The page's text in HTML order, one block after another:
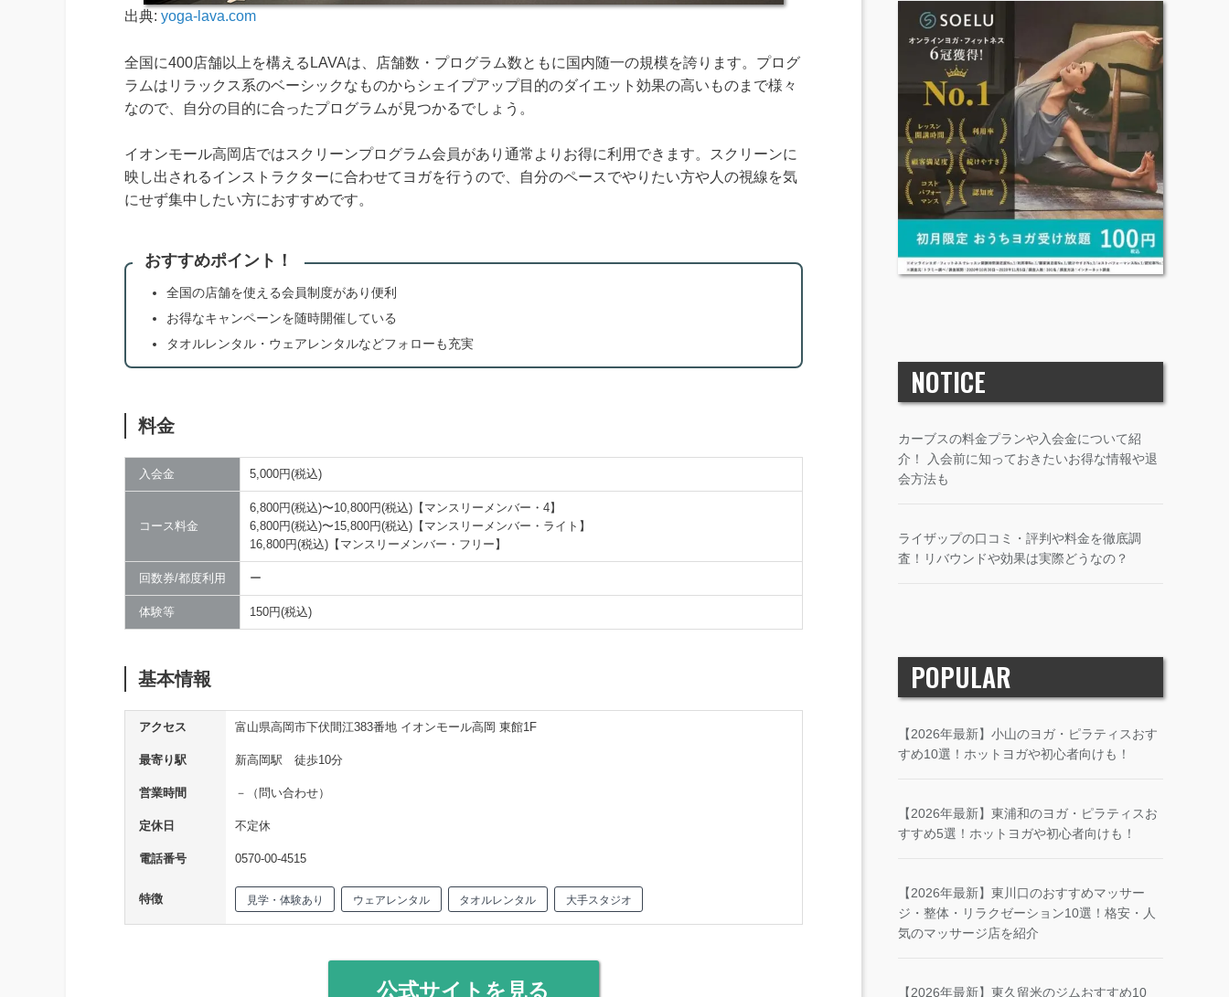
出典: yoga-lava.com
全国に400店舗以上を構えるLAVAは、店舗数・プログラム数ともに国内随一の規模を誇ります。プログ
ラムはリラックス系のベーシックなものからシェイプアップ目的のダイエット効果の高いものまで様々
なので、自分の目的に合ったプログラムが見つかるでしょう。
イオンモール高岡店ではスクリーンプログラム会員があり通常よりお得に利用できます。スクリーンに
映し出されるインストラクターに合わせてヨガを行うので、自分のペースでやりたい方や人の視線を気
にせず集中したい方におすすめです。
おすすめポイント！
全国の店舗を使える会員制度があり便利
お得なキャンペーンを随時開催している
タオルレンタル・ウェアレンタルなどフォローも充実
料金
入会金 5,000円(税込)
コース料金
6,800円(税込)〜10,800円(税込)【マンスリーメンバー・4】
6,800円(税込)〜15,800円(税込)【マンスリーメンバー・ライト】
16,800円(税込)【マンスリーメンバー・フリー】
回数券/都度利用 ー
体験等 150円(税込)
基本情報
アクセス 富山県高岡市下伏間江383番地 イオンモール高岡 東館1F
最寄り駅 新高岡駅 徒歩10分
営業時間 －（問い合わせ）
定休日 不定休
電話番号 0570-00-4515
特徴 見学・体験あり ウェアレンタル タオルレンタル 大手スタジオ
公式サイトを見る
NOTICE
カーブスの料金プランや入会金について紹
介！ 入会前に知っておきたいお得な情報や退
会方法も
ライザップの口コミ・評判や料金を徹底調
査！リバウンドや効果は実際どうなの？
POPULAR
【2026年最新】小山のヨガ・ピラティスおす
すめ10選！ホットヨガや初心者向けも！
【2026年最新】東浦和のヨガ・ピラティスお
すすめ5選！ホットヨガや初心者向けも！
【2026年最新】東川口のおすすめマッサー
ジ・整体・リラクゼーション10選！格安・人
気のマッサージ店を紹介
【2026年最新】東久留米のジムおすすめ10